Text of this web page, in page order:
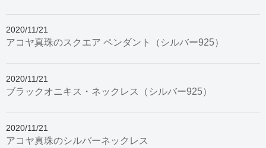
2020/11/21
アコヤ真珠のスクエア ペンダント（シルバー925）
2020/11/21
ブラックオニキス・ネックレス（シルバー925）
2020/11/21
アコヤ真珠のシルバーネックレス